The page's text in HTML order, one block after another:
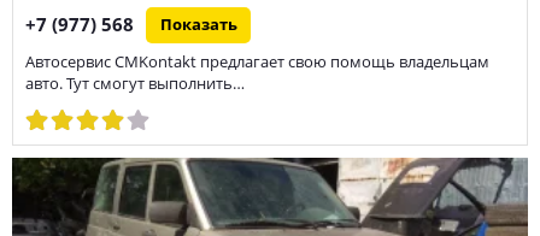
+7 (977) 568 Показать
Автосервис CMKontakt предлагает свою помощь владельцам
авто. Тут смогут выполнить…